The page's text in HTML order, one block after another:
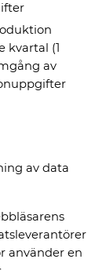
kvartal (1
av
av data
använder en